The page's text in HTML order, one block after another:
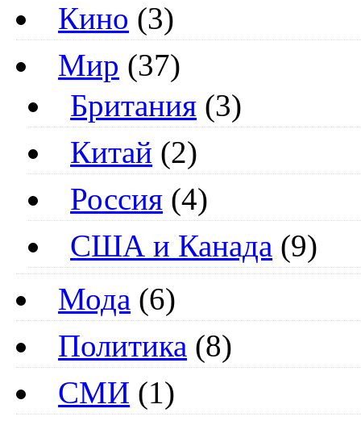
Кино (3)
Мир (37)
Британия (3)
Китай (2)
Россия (4)
США и Канада (9)
Мода (6)
Политика (8)
СМИ (1)